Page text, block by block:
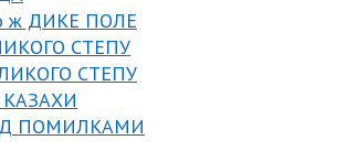
ж ДИКЕ ПОЛЕ
СТЕПУ
СТЕПУ
ПОМИЛКАМИ